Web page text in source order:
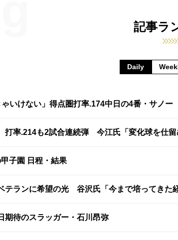
記事ラ
Daily
いけない」得点圏打率.174中日の4番・サノー
打率.214も2試合連続弾 今江氏「変化球を仕
子園 日程・結果
テランに希望の光 谷沢氏「今まで培ってきた
待のスラッガー・石川昂弥